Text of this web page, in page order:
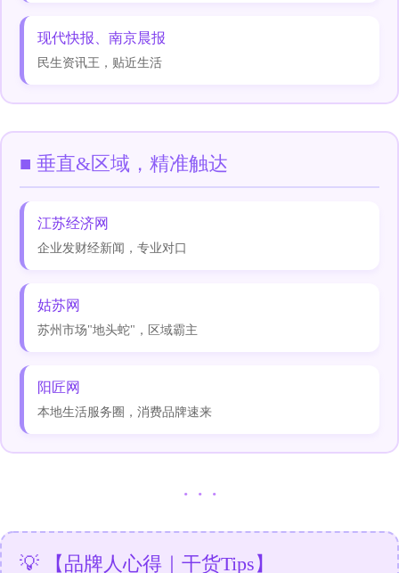
现代快报、南京晨报
民生资讯王，贴近生活
■ 垂直&区域，精准触达
江苏经济网
企业发财经新闻，专业对口
姑苏网
苏州市场"地头蛇"，区域霸主
阳匠网
本地生活服务圈，消费品牌速来
· · ·
💡 【品牌人心得｜干货Tips】